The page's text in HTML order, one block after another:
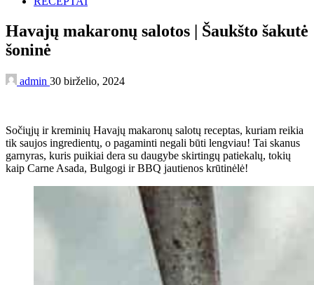
Havajų makaronų salotos | Šaukšto šakutė
šoninė
admin 30 birželio, 2024
Sočiųjų ir kreminių Havajų makaronų salotų receptas, kuriam reikia
tik saujos ingredientų, o pagaminti negali būti lengviau! Tai skanus
garnyras, kuris puikiai dera su daugybe skirtingų patiekalų, tokių
kaip Carne Asada, Bulgogi ir BBQ jautienos krūtinėlė!